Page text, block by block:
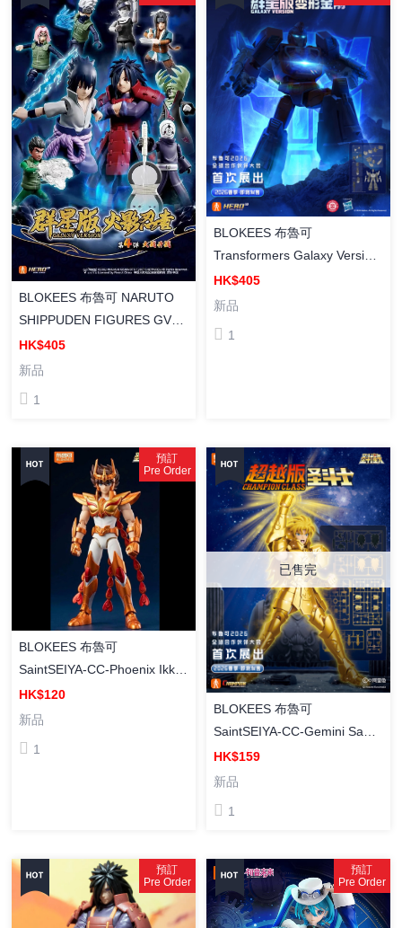
BLOKEES 布魯可 NARUTO
SHIPPUDEN FIGURES GV04
- War Begins [群星版] 火影忍
者 GV-04 大戰開戰 (盲盒) (
HK$405
新品
1
BLOKEES 布魯可
Transformers Galaxy Version
10 Till all are one [群星版] 變
形金剛 GV-10 (盲盒) ( Box Of
HK$405
新品
1
預訂
Pre Order
BLOKEES 布魯可
SaintSEIYA-CC-Phoenix Ikki
[超越版] 聖鬥士星矢CC12 - 鳳
凰座 一輝 組裝模型
HK$120
新品
1
已售完
BLOKEES 布魯可
SaintSEIYA-CC-Gemini Saga
[超越版] 聖鬥士星矢CC13 - 雙
子座 撒卡 組裝模型
HK$159
新品
1
預訂
Pre Order
預訂
Pre Order